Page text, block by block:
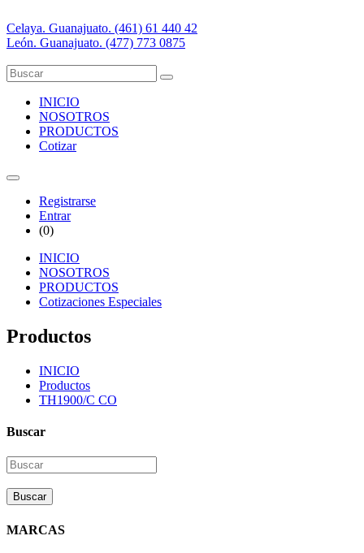
Celaya. Guanajuato. (461) 61 440 42
León. Guanajuato. (477) 773 0875
INICIO
NOSOTROS
PRODUCTOS
Cotizar
Registrarse
Entrar
(0)
INICIO
NOSOTROS
PRODUCTOS
Cotizaciones Especiales
Productos
INICIO
Productos
TH1900/C CO
Buscar
Buscar
MARCAS